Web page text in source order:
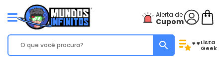
Alerta de
Cupom
**Lista
Geek